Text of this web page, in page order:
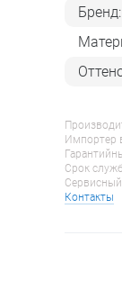
Бренд:
Импортер
Срок
Сервисный
Контакты